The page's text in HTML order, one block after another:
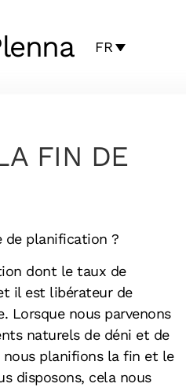
FR
FIN DE
de planification ?
dont le taux de
il est libérateur de
Lorsque nous parvenons
naturels de déni et de
planifions la fin et le
disposons, cela nous